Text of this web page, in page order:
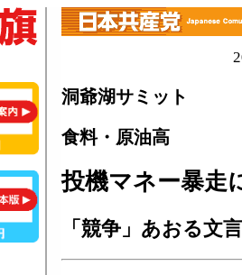
洞爺湖サミット
食料・原油高
投機マネー暴走
「競争」あおる文